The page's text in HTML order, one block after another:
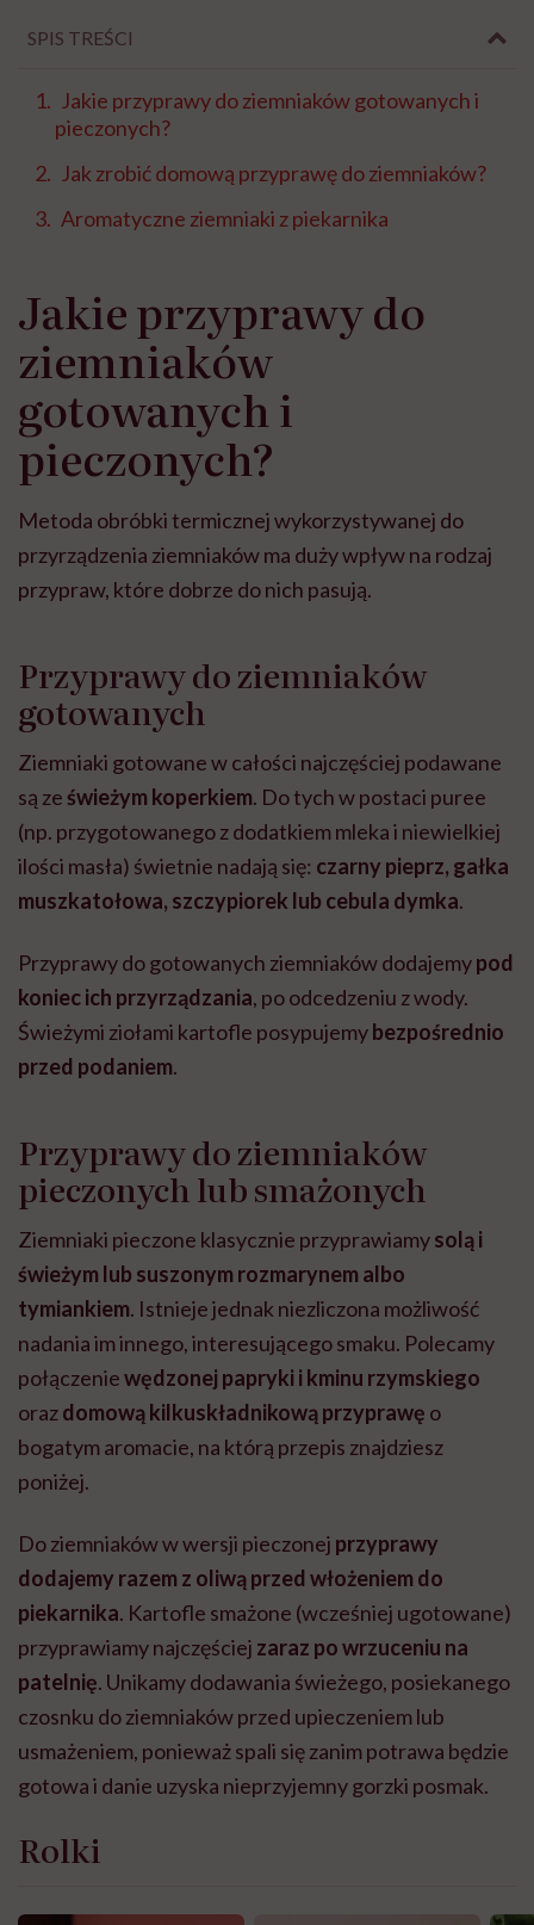
SPIS TREŚCI
Jakie przyprawy do ziemniaków gotowanych i
pieczonych?
Jak zrobić domową przyprawę do ziemniaków?
Aromatyczne ziemniaki z piekarnika
Jakie przyprawy do
ziemniaków
gotowanych i
pieczonych?
Metoda obróbki termicznej wykorzystywanej do
przyrządzenia ziemniaków ma duży wpływ na rodzaj
przypraw, które dobrze do nich pasują.
Przyprawy do ziemniaków
gotowanych
Ziemniaki gotowane w całości najczęściej podawane
są ześwieżym koperkiem. Do tych w postaci puree
(np. przygotowanego z dodatkiem mleka i niewielkiej
ilości masła) świetnie nadają się: czarny pieprz, gałka
muszkatołowa, szczypiorek lub cebula dymka.
Przyprawy do gotowanych ziemniaków dodajemypod
koniec ich przyrządzania, po odcedzeniu z wody.
Świeżymi ziołami kartofle posypujemybezpośrednio
przed podaniem.
Przyprawy do ziemniaków
pieczonych lub smażonych
Ziemniaki pieczone klasycznie przyprawiamysolą i
świeżym lub suszonym rozmarynem albo
tymiankiem. Istnieje jednak niezliczona możliwość
nadania im innego, interesującego smaku. Polecamy
połączeniewędzonej papryki i kminu rzymskiego
orazdomową kilkuskładnikową przyprawę o
bogatym aromacie, na którą przepis znajdziesz
poniżej.
Do ziemniaków w wersji pieczonej przyprawy
dodajemy razem z oliwą przed włożeniem do
piekarnika. Kartofle smażone (wcześniej ugotowane)
przyprawiamy najczęściej zaraz po wrzuceniu na
patelnię. Unikamy dodawania świeżego, posiekanego
czosnku do ziemniaków przed upieczeniem lub
usmażeniem, ponieważ spali się zanim potrawa będzie
gotowa i danie uzyska nieprzyjemny gorzki posmak.
Rolki